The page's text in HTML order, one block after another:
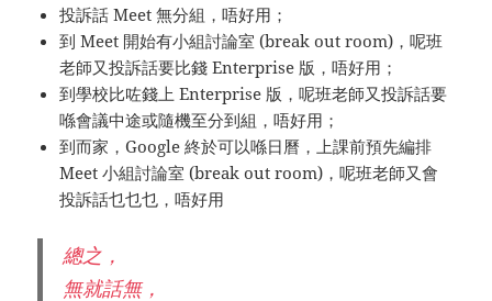
投訴話 Meet 無分組，唔好用；
到 Meet 開始有小組討論室 (break out room)，呢班
老師又投訴話要比錢 Enterprise 版，唔好用；
到學校比咗錢上 Enterprise 版，呢班老師又投訴話要
喺會議中途或隨機至分到組，唔好用；
到而家，Google 終於可以喺日曆，上課前預先編排
Meet 小組討論室 (break out room)，呢班老師又會
投訴話乜乜乜，唔好用
總之，
無就話無，